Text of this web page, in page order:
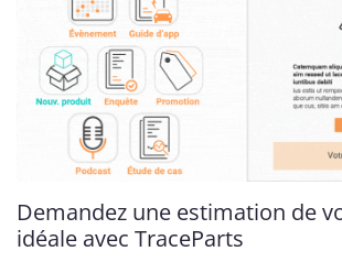
Demandez une estimation de
idéale avec TraceParts